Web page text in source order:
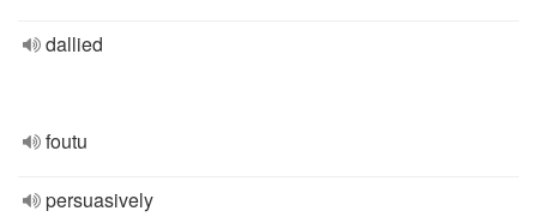
dallied
foutu
persuasively